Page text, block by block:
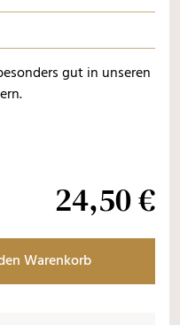
gut in unseren
24,50 €
Warenkorb